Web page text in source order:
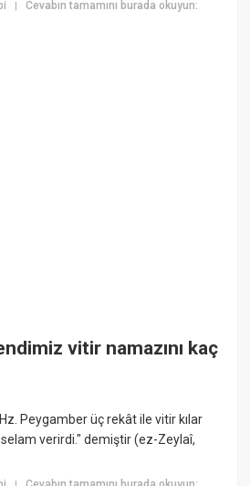
|Cevabın tamamını burada okuyun:
vitir namazını kaç
Peygamber üç rekât ile vitir kılar
verirdi." demiştir (ez-Zeylaî,